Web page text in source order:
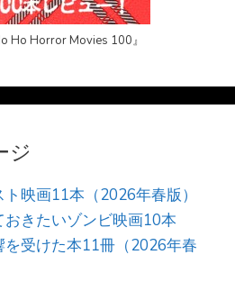
Ho Horror Movies 100』
ジ
映画11本（2026年春版）
きたいゾンビ映画10本
受けた本11冊（2026年春